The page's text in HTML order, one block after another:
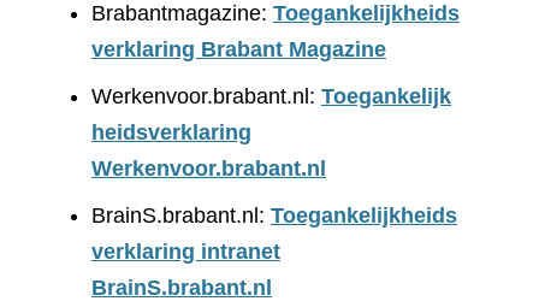
Brabantmagazine: Toegankelijkheids
verklaring Brabant Magazine
Werkenvoor.brabant.nl: Toegankelijk
heidsverklaring
Werkenvoor.brabant.nl
BrainS.brabant.nl: Toegankelijkheids
verklaring intranet
BrainS.brabant.nl